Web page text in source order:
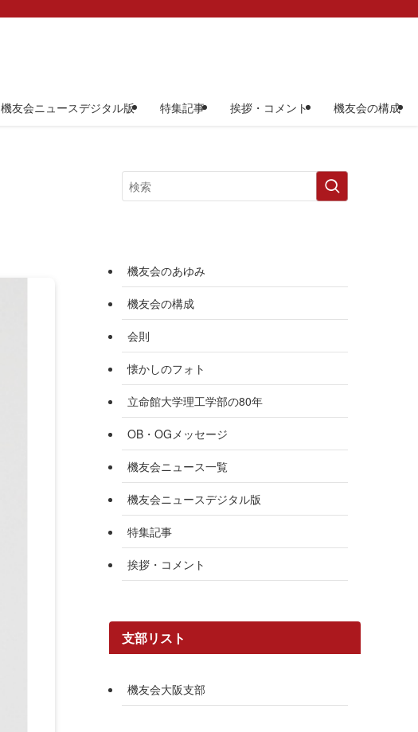
機友会ニュースデジタル版 特集記事 挨拶・コメント 機友会の構成
機友会のあゆみ
機友会の構成
会則
懐かしのフォト
立命館大学理工学部の80年
OB・OGメッセージ
機友会ニュース一覧
機友会ニュースデジタル版
特集記事
挨拶・コメント
支部リスト
機友会大阪支部